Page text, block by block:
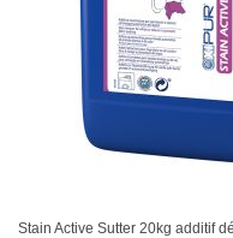
Stain Active Sutter 20kg additif